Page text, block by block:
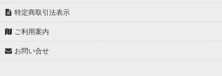
特定商取引法表示
ご利用案内
お問い合せ